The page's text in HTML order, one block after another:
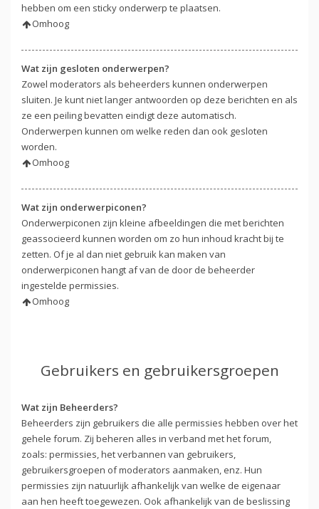
hebben om een sticky onderwerp te plaatsen.
Omhoog
Wat zijn gesloten onderwerpen?
Zowel moderators als beheerders kunnen onderwerpen
sluiten. Je kunt niet langer antwoorden op deze berichten en als
ze een peiling bevatten eindigt deze automatisch.
Onderwerpen kunnen om welke reden dan ook gesloten
worden.
Omhoog
Wat zijn onderwerpiconen?
Onderwerpiconen zijn kleine afbeeldingen die met berichten
geassocieerd kunnen worden om zo hun inhoud kracht bij te
zetten. Of je al dan niet gebruik kan maken van
onderwerpiconen hangt af van de door de beheerder
ingestelde permissies.
Omhoog
Gebruikers en gebruikersgroepen
Wat zijn Beheerders?
Beheerders zijn gebruikers die alle permissies hebben over het
gehele forum. Zij beheren alles in verband met het forum,
zoals: permissies, het verbannen van gebruikers,
gebruikersgroepen of moderators aanmaken, enz. Hun
permissies zijn natuurlijk afhankelijk van welke de eigenaar
aan hen heeft toegewezen. Ook afhankelijk van de beslissing